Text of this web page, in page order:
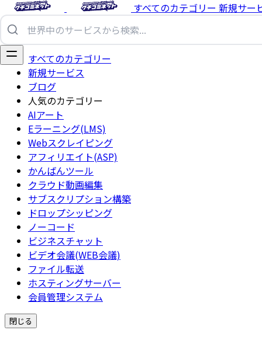
すべてのカテゴリー 新規サー
すべてのカテゴリー
新規サービス
ブログ
人気のカテゴリー
AIアート
Eラーニング(LMS)
Webスクレイピング
アフィリエイト(ASP)
かんばんツール
クラウド動画編集
サブスクリプション構築
ドロップシッピング
ノーコード
ビジネスチャット
ビデオ会議(WEB会議)
ファイル転送
ホスティングサーバー
会員管理システム
閉じる